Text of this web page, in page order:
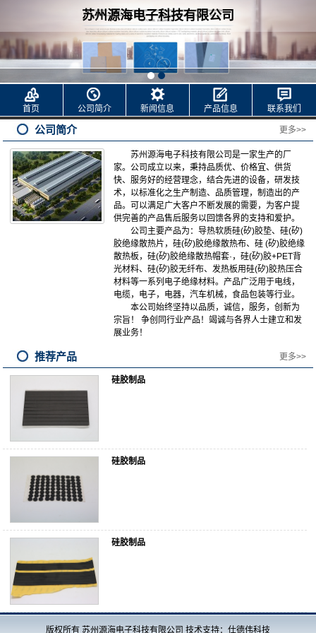
苏州源海电子科技有限公司
首页 公司简介 新闻信息 产品信息 联系我们
更多>>
公司简介
苏州源海电子科技有限公司是一家生产的厂
家。公司成立以来，秉持品质优、价格宜、供货
快、服务好的经营理念，结合先进的设备，研发技
术，以标准化之生产制造、品质管理，制造出的产
品。可以满足广大客户不断发展的需要，为客户提
供完善的产品售后服务以 回馈各界的支持和爱护。
公司主要产品为：导热软质硅(矽)胶垫、硅(矽)
胶绝缘散热片，硅(矽)胶绝缘散热布、硅 (矽)胶绝缘
散热板，硅(矽)胶绝缘散热帽套·，硅(矽)胶+PET背
光材料、硅(矽)胶无纤布、发热板用硅(矽)胶热压合
材料等一系列电子绝缘材料。产品广泛用于电线，
电缆，电子，电器，汽车机械，食品包装等行业。
本公司始终坚持以品质，诚信，服务，创新为
宗旨！ 争创同行业产品！竭诚与各界人士建立和发
展业务！
推荐产品 更多>>
硅胶制品
硅胶制品
硅胶制品
版权所有 苏州源海电子科技有限公司 技术支持：仕德伟科技